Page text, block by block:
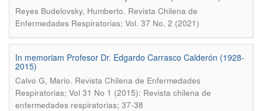
Reyes Budelovsky, Humberto. Revista Chilena de
Enfermedades Respiratorias; Vol. 37 No. 2 (2021)
In memoriam Profesor Dr. Edgardo Carrasco Calderón (1928-
2015)
Calvo G, Mario. Revista Chilena de Enfermedades
Respiratorias; Vol 31 No 1 (2015): Revista chilena de
enfermedades respiratorias; 37-38